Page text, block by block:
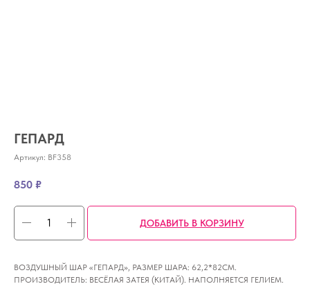
ГЕПАРД
Артикул: BF358
850 ₽
ДОБАВИТЬ В КОРЗИНУ
ВОЗДУШНЫЙ ШАР «ГЕПАРД», РАЗМЕР ШАРА: 62,2*82CM.
ПРОИЗВОДИТЕЛЬ: ВЕСЁЛАЯ ЗАТЕЯ (КИТАЙ). НАПОЛНЯЕТСЯ ГЕЛИЕМ.